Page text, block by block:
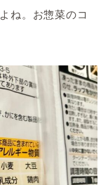
ね。お惣菜のコ